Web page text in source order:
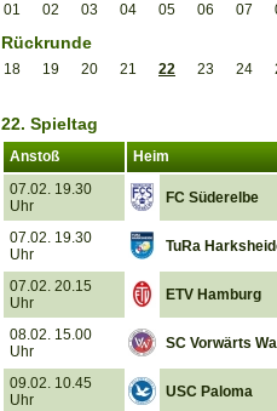
01 02 03 04 05 06 07
Rückrunde
18 19 20 21 22 23 24
22. Spieltag
Anstoß
Heim
07.02. 19.30
Uhr
FC Süderelbe
07.02. 19.30
Uhr
TuRa
07.02. 20.15
Uhr
ETV Hamburg
08.02. 15.00
Uhr
SC Vorwärts
09.02. 10.45
Uhr
USC Paloma